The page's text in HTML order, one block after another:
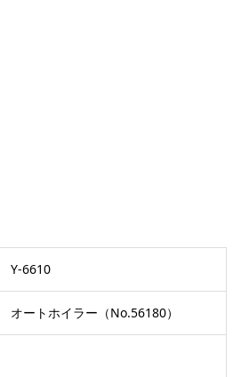
Y-6610
オートホイラー（No.56180）